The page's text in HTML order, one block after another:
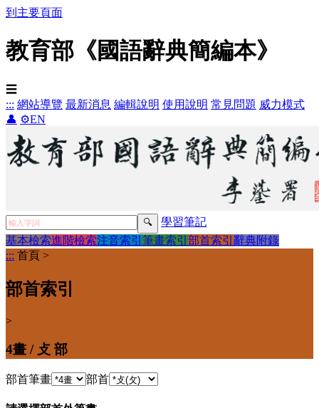
到主要頁面
教育部《國語辭典簡編本》
☰
::: 網站導覽 最新消息 編輯說明 使用說明 常見問題 威力模式
👤 ⚙️EN
學習筆記
基本檢索進階檢索注音索引 筆畫索引 部首索引 辭典附錄
::: 首頁 >
部首索引
>
4畫 / 攴 部
部首筆畫 部首